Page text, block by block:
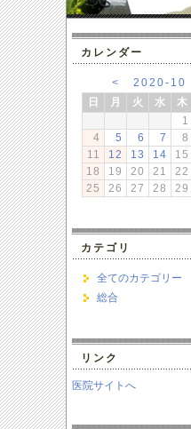
カレンダー
< 2020-10
日
月 火 水 木
1
4
5 6 7 8
11
12 13 14 15
18
19 20 21 22
25
26 27 28 29
カテゴリ
全てのカテゴリー
総合
リンク
医院サイトへ